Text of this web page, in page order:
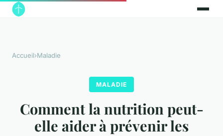
Accueil›Maladie
MALADIE
Comment la nutrition peut-
elle aider à prévenir les